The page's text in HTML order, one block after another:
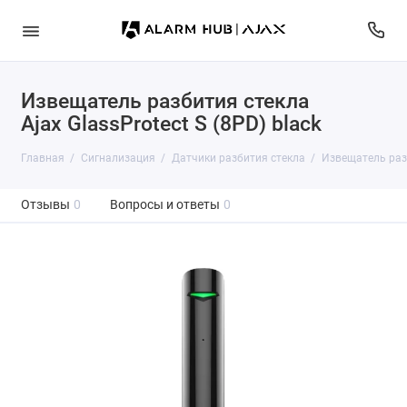
Извещатель разбития стекла
Ajax GlassProtect S (8PD) black
Главная Сигнализация Датчики разбития стекла Извещатель
Отзывы 0 Вопросы и ответы 0